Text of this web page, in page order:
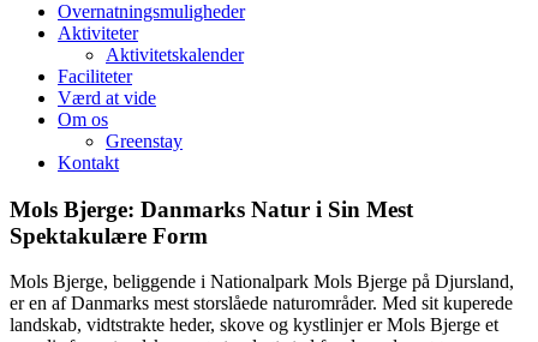
Overnatningsmuligheder
Aktiviteter
Aktivitetskalender
Faciliteter
Værd at vide
Om os
Greenstay
Kontakt
Mols Bjerge: Danmarks Natur i Sin Mest
Spektakulære Form
Mols Bjerge, beliggende i Nationalpark Mols Bjerge på Djursland,
er en af Danmarks mest storslåede naturområder. Med sit kuperede
landskab, vidtstrakte heder, skove og kystlinjer er Mols Bjerge et